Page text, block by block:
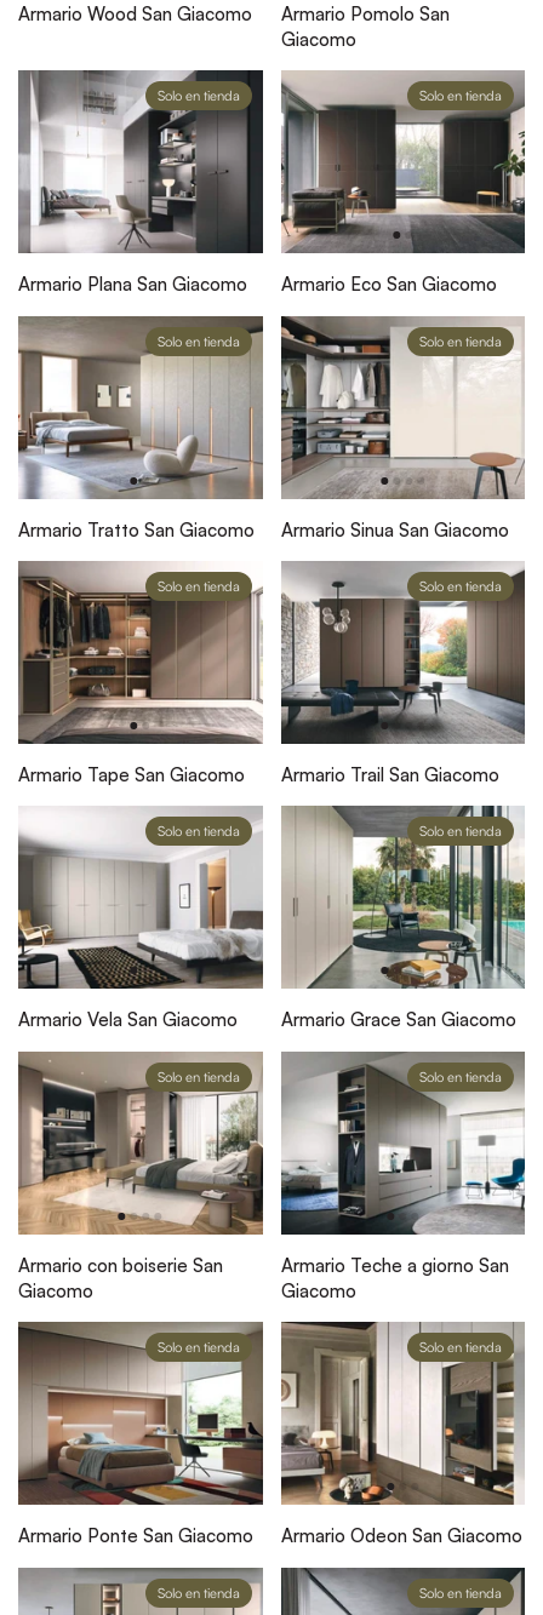
Armario Wood San Giacomo
Armario Pomolo San
Giacomo
Armario Plana San Giacomo
Solo en tienda
Armario Eco San Giacomo
Solo en tienda
Armario Tratto San Giacomo
Solo en tienda
Armario Sinua San Giacomo
Solo en tienda
Armario Tape San Giacomo
Solo en tienda
Armario Trail San Giacomo
Solo en tienda
Armario Vela San Giacomo
Solo en tienda
Armario Grace San Giacomo
Solo en tienda
Armario con boiserie San
Giacomo
Solo en tienda
Armario Teche a giorno San
Giacomo
Solo en tienda
Armario Ponte San Giacomo
Solo en tienda
Armario Odeon San Giacomo
Solo en tienda
Solo en tienda Solo en tienda